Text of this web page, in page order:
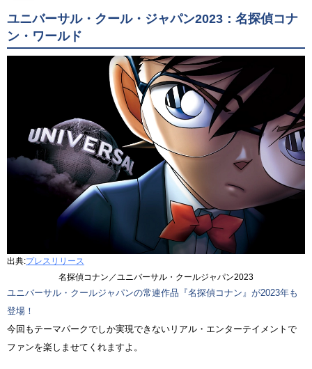
ユニバーサル・クール・ジャパン2023：名探偵コナ
ン・ワールド
出典:プレスリリース
名探偵コナン／ユニバーサル・クールジャパン2023
ユニバーサル・クールジャパンの常連作品『名探偵コナン』が2023年も
登場！
今回もテーマパークでしか実現できないリアル・エンターテイメントで
ファンを楽しませてくれますよ。